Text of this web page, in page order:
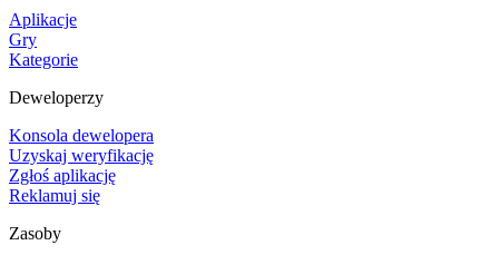
Aplikacje
Gry
Kategorie
Deweloperzy
Konsola dewelopera
Uzyskaj weryfikację
Zgłoś aplikację
Reklamuj się
Zasoby